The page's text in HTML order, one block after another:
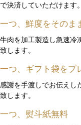
で決済していただけます。
一つ、鮮度をそのま
牛肉を加工製造し急速冷
致します。
一つ、ギフト袋をプ
感謝を手渡しでお伝えし
致します。
一つ、熨斗紙無料